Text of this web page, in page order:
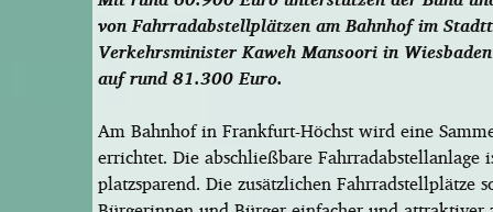
von Fahrradabstellplätzen am Bahnhof im
Verkehrsminister Kaweh Mansoori in
auf rund 81.300 Euro.
Am Bahnhof in Frankfurt-Höchst wird eine
errichtet. Die abschließbare
platzsparend. Die zusätzlichen Fahrradstellplätze